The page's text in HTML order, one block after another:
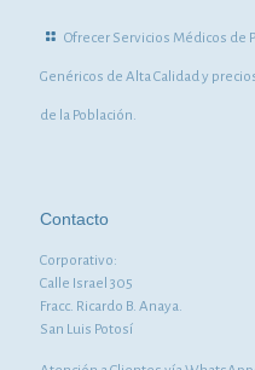
Ofrecer Servicios Médicos de
Genéricos de Alta Calidad y
de la Población.
Contacto
Corporativo:
Calle Israel 305
Fracc. Ricardo B. Anaya.
San Luis Potosí